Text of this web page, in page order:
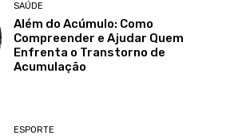
SAÚDE
Além do Acúmulo: Como
Compreender e Ajudar Quem
Enfrenta o Transtorno de
Acumulação
ESPORTE